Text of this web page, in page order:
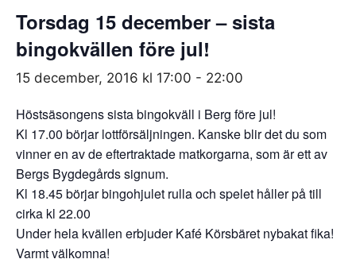
Torsdag 15 december – sista
bingokvällen före jul!
15 december, 2016 kl 17:00 - 22:00
Höstsäsongens sista bingokväll i Berg före jul!
Kl 17.00 börjar lottförsäljningen. Kanske blir det du som
vinner en av de eftertraktade matkorgarna, som är ett av
Bergs Bygdegårds signum.
Kl 18.45 börjar bingohjulet rulla och spelet håller på till
cirka kl 22.00
Under hela kvällen erbjuder Kafé Körsbäret nybakat fika!
Varmt välkomna!